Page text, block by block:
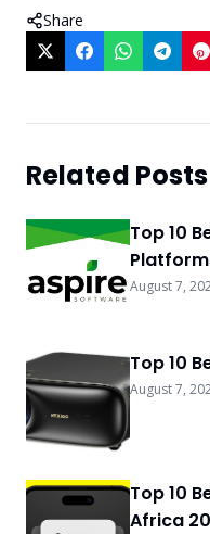
Share
Related Posts
Top 10
August 7,
Top 10
August 7,
Top 10
Africa